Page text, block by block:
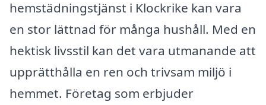
hemstädningstjänst i Klockrike kan vara
en stor lättnad för många hushåll. Med en
hektisk livsstil kan det vara utmanande att
upprätthålla en ren och trivsam miljö i
hemmet. Företag som erbjuder